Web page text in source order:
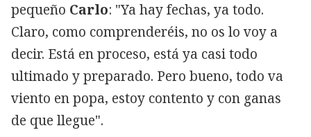
pequeño Carlo: "Ya hay fechas, ya todo.
Claro, como comprenderéis, no os lo voy a
decir. Está en proceso, está ya casi todo
ultimado y preparado. Pero bueno, todo va
viento en popa, estoy contento y con ganas
de que llegue".